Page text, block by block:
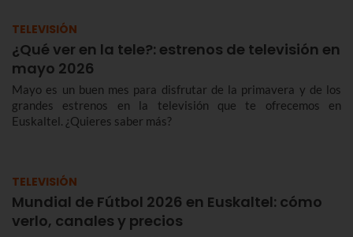
TELEVISIÓN
¿Qué ver en la tele?: estrenos de televisión en
mayo 2026
Mayo es un buen mes para disfrutar de la primavera y de los
grandes estrenos en la televisión que te ofrecemos en
Euskaltel. ¿Quieres saber más?
TELEVISIÓN
Mundial de Fútbol 2026 en Euskaltel: cómo
verlo, canales y precios